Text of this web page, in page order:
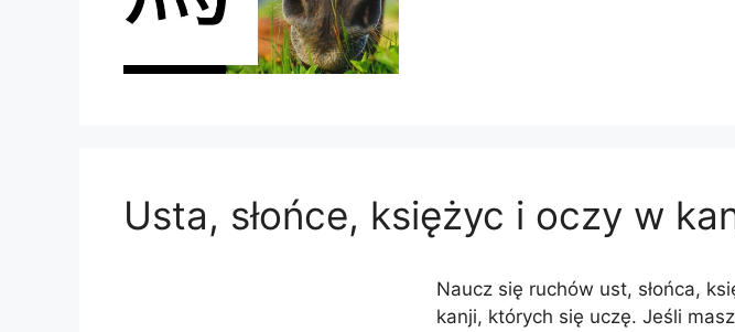
Usta, słońce, księżyc i oczy w
Naucz się ruchów ust, słońca,
kanji, których się uczę. Jeśli